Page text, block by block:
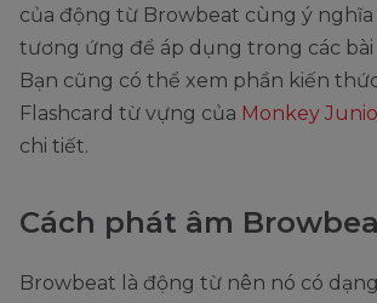
của động từ Browbeat cùng ý nghĩa
tương ứng để áp dụng trong các bài
Bạn cũng có thể xem phần kiến
Flashcard từ vựng của Monkey
chi tiết.
Cách phát âm
Browbeat là động từ nên nó có